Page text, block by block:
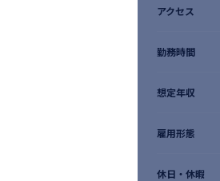
アクセス
勤務時間
想定年収
雇用形態
休日・休暇